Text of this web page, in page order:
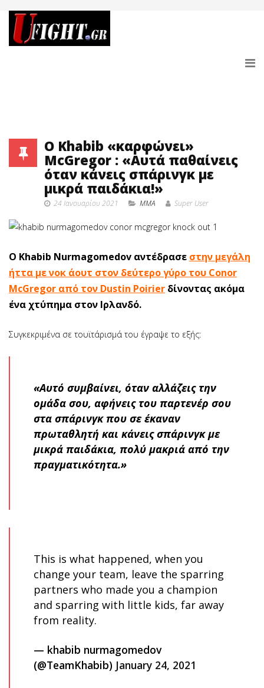
O Khabib «καρφώνει»
McGregor : «Αυτά παθαίνεις
όταν κάνεις σπάρινγκ με
μικρά παιδάκια!»
24 Ιανουαρίου 2021 MMA Super User
Ο Khabib Nurmagomedov αντέδρασε στην μεγάλη
ήττα με νοκ άουτ στον δεύτερο γύρο του Conor
McGregor από τον Dustin Poirier δίνοντας ακόμα
ένα χτύπημα στον Ιρλανδό.
Συγκεκριμένα σε τουϊτάρισμά του έγραψε το εξής:
«Αυτό συμβαίνει, όταν αλλάζεις την
ομάδα σου, αφήνεις του παρτενέρ σου
στα σπάρινγκ που σε έκαναν
πρωταθλητή και κάνεις σπάρινγκ με
μικρά παιδάκια, πολύ μακριά από την
πραγματικότητα.»
This is what happened, when you
change your team, leave the sparring
partners who made you a champion
and sparring with little kids, far away
from reality.
— khabib nurmagomedov
(@TeamKhabib) January 24, 2021